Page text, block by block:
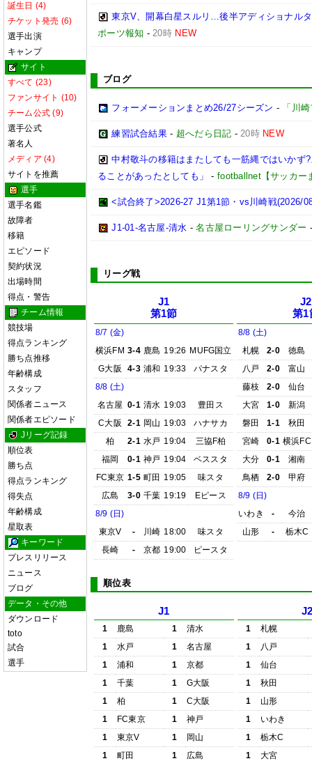
誕生日 (4)
チケット発売 (6)
選手出演
キャンプ
サイト
すべて (23)
ファンサイト (10)
チーム公式 (9)
選手公式
著名人
メディア (4)
サイトを推薦
選手
選手名鑑
故障者
移籍
エピソード
契約状況
出場時間
得点・警告
チーム情報
競技場
得点ランキング
勝ち点推移
年齢構成
スタッフ
関係者ニュース
関係者エピソード
Jリーグ記録
順位表
勝ち点
得点ランキング
得失点
年齢構成
星取表
キーワード
プレスリリース
ニュース
ブログ
データ・その他
ダウンロード
toto
試合
選手
東京V、開幕白星スルリ…後半アディショナル
ポーツ報知 -20時 NEW
ブログ
フォーメーションまとめ26/27シーズン - 「川
練習試合結果- 超へだら日記 -20時 NEW
中村敬斗の移籍はまたしても一筋縄ではいかず
ることがあったとしても」
-footballnet【サッカー
<試合終了>2026-27 J1第1節・vs川崎戦(2026/
J1-01-名古屋-清水 -名古屋ローリングサンダー
リーグ戦
J1
第1節
8/7 (金)
横浜FM 3-4 鹿島 19:26 MUFG国立
G大阪
4-3 浦和 19:33
パナスタ
8/8 (土)
名古屋 0-1 清水 19:03
豊田ス
C大阪
2-1 岡山 19:03
ハナサカ
柏
2-1 水戸 19:04
三協F柏
福岡
0-1 神戸 19:04
ベススタ
FC東京 1-5 町田 19:05
味スタ
広島
3-0 千葉 19:19
Eピース
8/9 (日)
東京V
- 川崎 18:00
味スタ
長崎
- 京都 19:00 ピースタ
J2
第1
8/8 (土)
札幌
2-0
徳島
八戸
2-0
富山
藤枝
2-0
仙台
大宮
1-0
新潟
磐田
1-1
秋田
宮崎
0-1 横浜FC
大分
0-1
湘南
鳥栖
2-0
甲府
8/9 (日)
いわき
-
今治
山形
- 栃木C
順位表
J1
1 鹿島 1
清水
1
水戸 1
名古屋
1
浦和 1
京都
1
千葉 1
G大阪
1
柏 1
C大阪
1
FC東京 1
神戸
1
東京V 1
岡山
1
町田 1
広島
1
札幌
1
八戸
1
仙台
1
秋田
1
山形
1
いわき
1
栃木C
1
大宮